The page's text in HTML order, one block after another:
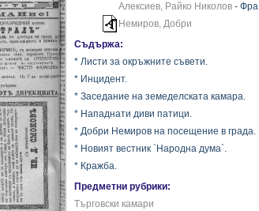
Алексиев, Райко Николов - Фра
Немиров, Добри
Съдържа:
* Листи за окръжните съвети.
* Инцидент.
* Заседание на земеделската камара.
* Нападнати диви патици.
* Добри Немиров на посещение в града.
* Новият вестник `Народна дума`.
* Кражба.
Предметни рубрики:
Търговски камари